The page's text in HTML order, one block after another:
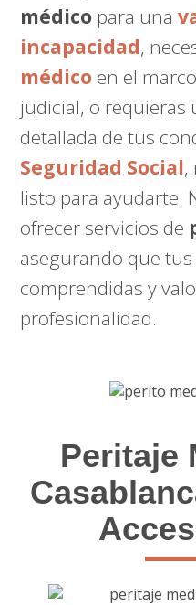
médico para una
incapacidad,
médico en el
judicial, o requieras
detallada de tus
Seguridad Social,
listo para ayudarte.
ofrecer servicios de
asegurando que
comprendidas y
profesionalidad.
Peritaje